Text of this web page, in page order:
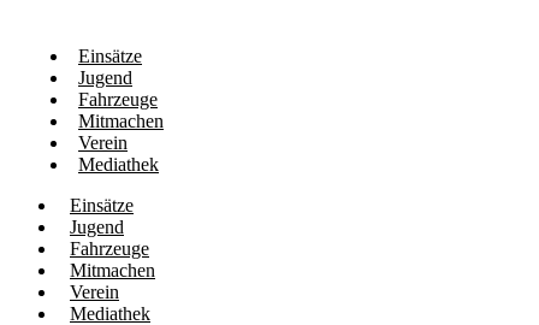
Einsätze
Jugend
Fahrzeuge
Mitmachen
Verein
Mediathek
Einsätze
Jugend
Fahrzeuge
Mitmachen
Verein
Mediathek